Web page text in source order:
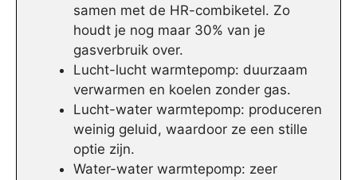
samen met de HR-combiketel. Zo
houdt je nog maar 30% van je
gasverbruik over.
Lucht-lucht warmtepomp: duurzaam
verwarmen en koelen zonder gas.
Lucht-water warmtepomp: produceren
weinig geluid, waardoor ze een stille
optie zijn.
Water-water warmtepomp: zeer